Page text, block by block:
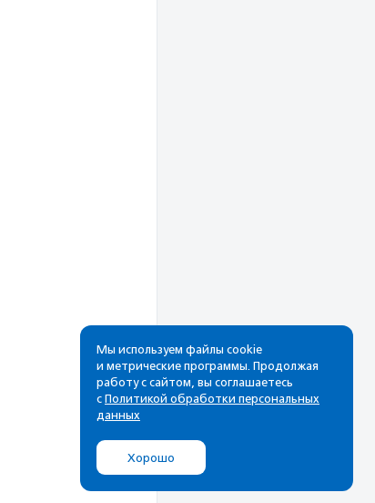
Рассылка
Cамые свежие новости,
почтовом ящике
Мы используем файлы cookie
и метрические программы. Продолжая
работу с сайтом, вы соглашаетесь
с Политикой обработки персональных
данных
Хорошо